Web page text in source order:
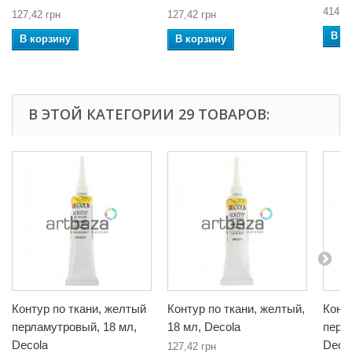
127,42 грн
В корзину
127,42 грн
В корзину В
В ЭТОЙ КАТЕГОРИИ 29 ТОВАРОВ:
Контур по ткани, желтый
перламутровый, 18 мл,
Decola
Контур по ткани, желтый,
18 мл, Decola
127,42 грн